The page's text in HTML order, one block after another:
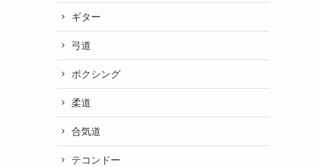
ギター
弓道
ボクシング
柔道
合気道
テコンドー